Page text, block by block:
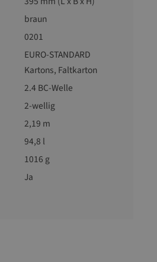
braun
0201
EURO-STANDARD
Kartons, Faltkarton
2.4 BC-Welle
2-wellig
2,19 m
94,8 l
1016 g
Ja